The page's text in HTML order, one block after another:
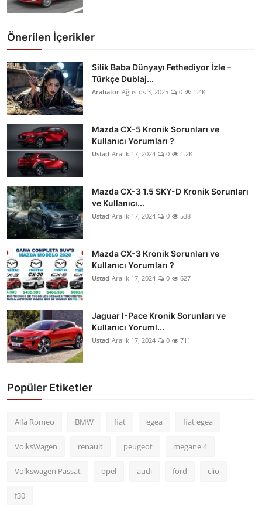
Önerilen İçerikler
Silik Baba Dünyayı Fethediyor İzle –
Türkçe Dublaj...
Arabator Ağustos 3, 2025 0 1.4K
Mazda CX-5 Kronik Sorunları ve
Kullanıcı Yorumları ?
Üstad Aralık 17, 2024 0 1.2K
Mazda CX-3 1.5 SKY-D Kronik Sorunları
ve Kullanıcı...
Üstad Aralık 17, 2024 0 538
Mazda CX-3 Kronik Sorunları ve
Kullanıcı Yorumları ?
Üstad Aralık 17, 2024 0 627
Jaguar I-Pace Kronik Sorunları ve
Kullanıcı Yoruml...
Üstad Aralık 17, 2024 0 711
Popüler Etiketler
Alfa Romeo BMW fiat egea fiat egea
VolksWagen renault peugeot megane 4
Volkswagen Passat opel audi ford clio
f30